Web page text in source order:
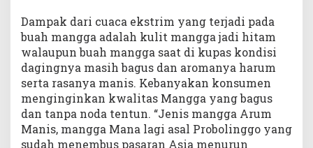
Dampak dari cuaca ekstrim yang terjadi pada
buah mangga adalah kulit mangga jadi hitam
walaupun buah mangga saat di kupas kondisi
dagingnya masih bagus dan aromanya harum
serta rasanya manis. Kebanyakan konsumen
menginginkan kwalitas Mangga yang bagus
dan tanpa noda tentun. “Jenis mangga Arum
Manis, mangga Mana lagi asal Probolinggo yang
sudah menembus pasaran Asia menurun